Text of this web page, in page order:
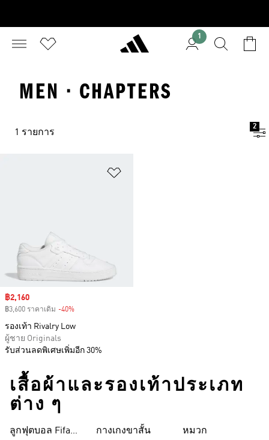
1
MEN · CHAPTERS
1 รายการ
2
Sale price
฿2,160
฿3,600 ราคาเดิม -40%
รองเท้า Rivalry Low
ผู้ชาย Originals
รับส่วนลดพิเศษเพิ่มอีก 30%
เสื้อผ้าและรองเท้าประเภท
ต่าง ๆ
ลูกฟุตบอล Fifa
กางเกงขาสั้น หมวก